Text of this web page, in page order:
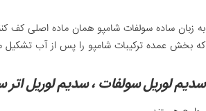
به زبان ساده سولفات شامپو همان ماده اصلی کف
که بخش عمده ترکیبات شامپو را پس از آب تشکیل
سدیم لوریل سولفات ، سدیم لوریل اتر